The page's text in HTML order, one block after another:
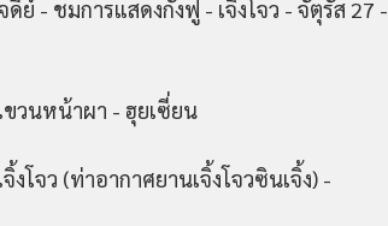
ดีย์ - ชมการแสดงกังฟู - เจิ้งโจว - จัตุรัส 27 -
วนหน้าผา - ฮุยเซี่ยน
งโจว (ท่าอากาศยานเจิ้งโจวซินเจิ้ง) -